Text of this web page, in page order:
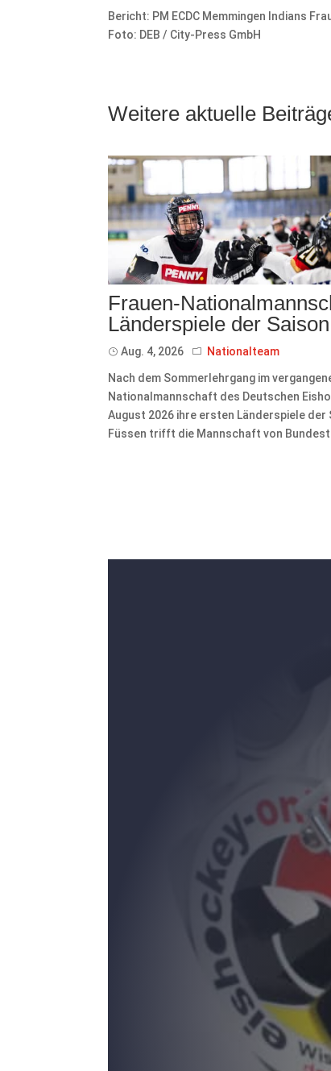
Bericht: PM ECDC Memmingen Indians
Foto: DEB / City-Press GmbH
Weitere aktuelle
Frauen-
Länderspiele der
Aug. 4, 2026 Nationalteam
Nach dem Sommerlehrgang im
Nationalmannschaft des Deutschen
August 2026 ihre ersten Länderspiele
Füssen trifft die Mannschaft von